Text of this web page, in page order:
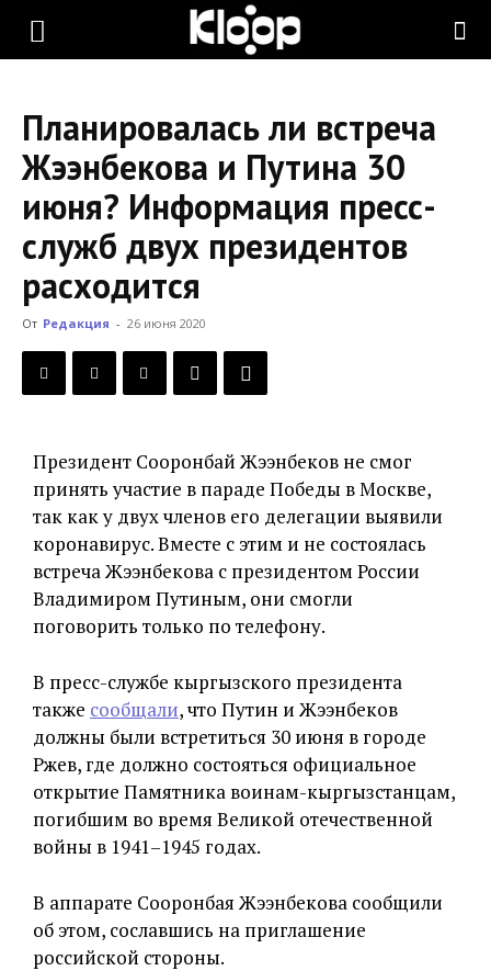
KLOOP.KG
Новости
Кыргызстана
Планировалась ли встреча
Жээнбекова и Путина 30
июня? Информация пресс-
служб двух президентов
расходится
От Редакция - 26 июня 2020
Президент Сооронбай Жээнбеков не смог
принять участие в параде Победы в Москве,
так как у двух членов его делегации выявили
коронавирус. Вместе с этим и не состоялась
встреча Жээнбекова с президентом России
Владимиром Путиным, они смогли
поговорить только по телефону.
В пресс-службе кыргызского президента
также сообщали, что Путин и Жээнбеков
должны были встретиться 30 июня в городе
Ржев, где должно состояться официальное
открытие Памятника воинам-кыргызстанцам,
погибшим во время Великой отечественной
войны в 1941–1945 годах.
В аппарате Сооронбая Жээнбекова сообщили
об этом, сославшись на приглашение
российской стороны.